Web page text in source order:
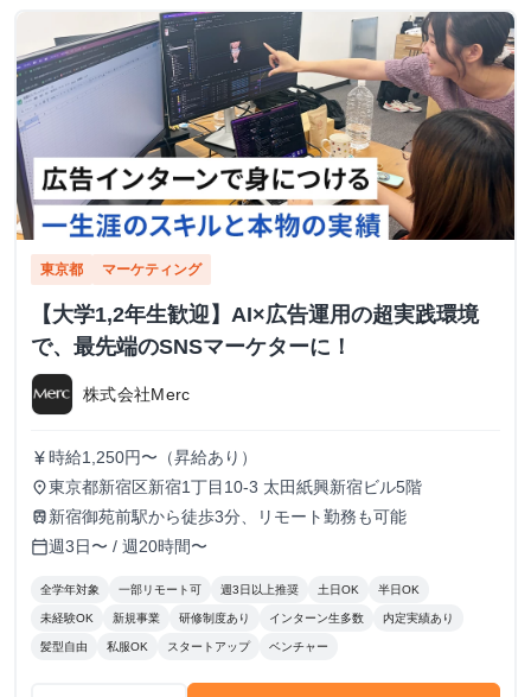
東京都 マーケティング
【大学1,2年生歓迎】AI×広告運用の超実践環境
で、最先端のSNSマーケターに！
株式会社Merc
currency_yen 時給1,250円〜（昇給あり）
place東京都新宿区新宿1丁目10-3 太田紙興新宿ビル5階
train 新宿御苑前駅から徒歩3分、リモート勤務も可能
calendar_today週3日〜 / 週20時間〜
全学年対象 一部リモート可 週3日以上推奨 土日OK 半日OK
未経験OK 新規事業 研修制度あり インターン生多数 内定実績あり
髪型自由 私服OK スタートアップ ベンチャー